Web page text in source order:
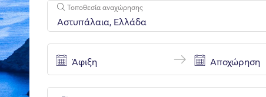
Τοποθεσία αναχώρησης